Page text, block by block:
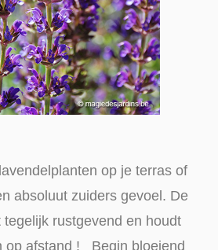
op je terras of
absoluut zuiders gevoel. De
rustgevend en houdt
op afstand ! Begin bloeiend